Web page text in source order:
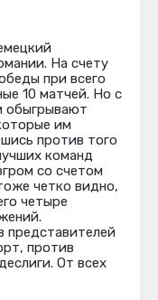
На счету
при всего
10 матчей. Но с
обыгрывают
им
против того
команд
со счетом
четко видно,
четыре
представителей
против
От всех